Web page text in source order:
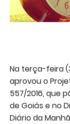
Na terça-feira
aprovou o
557/2016, que
de Goiás e no
Diário da